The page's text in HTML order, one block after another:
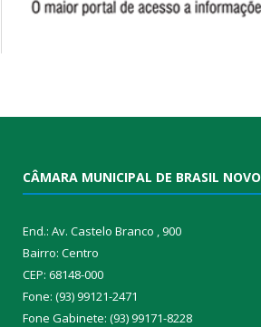
CÂMARA MUNICIPAL DE BRASIL NOVO
End.: Av. Castelo Branco , 900
Bairro: Centro
CEP: 68148-000
Fone: (93) 99121-2471
Fone Gabinete: (93) 99171-8228